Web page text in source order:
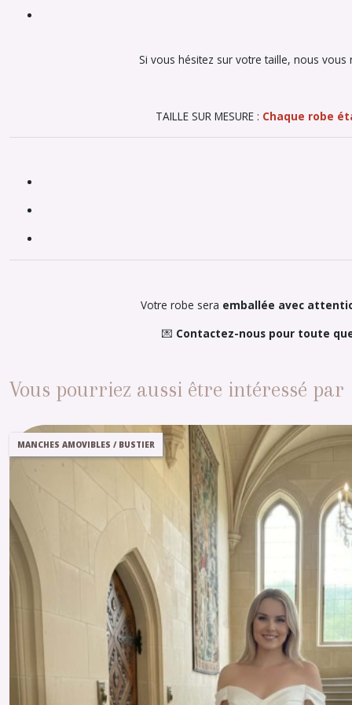
Si vous hésitez sur votre taille, nous
TAILLE SUR MESURE : Chaque robe
Votre robe sera emballée avec
💌 Contactez-nous pour toute
Vous pourriez aussi être intéressé par
MANCHES AMOVIBLES / BUSTIER